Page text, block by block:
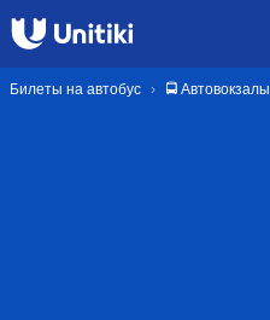
Билеты на автобус 🚍 Автовокзалы